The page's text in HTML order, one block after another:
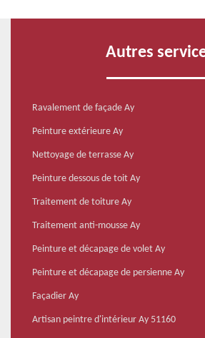
Autres
Ravalement de façade Ay
Peinture extérieure Ay
Nettoyage de terrasse Ay
Peinture dessous de toit Ay
Traitement de toiture Ay
Traitement anti-mousse Ay
Peinture et décapage de volet Ay
Peinture et décapage de persienne Ay
Façadier Ay
Artisan peintre d'intérieur Ay 51160